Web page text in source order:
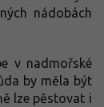
nádobách
v nadmořské
by měla být
lze pěstovat i